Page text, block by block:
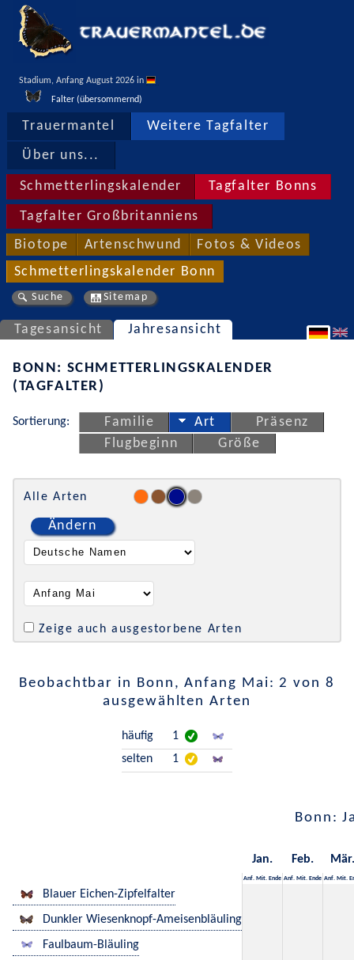
Stadium, Anfang August 2026 in
Falter (übersommernd)
Trauermantel Weitere Tagfalter
Über uns...
Schmetterlingskalender Tagfalter Bonns
Tagfalter Großbritanniens
Biotope Artenschwund Fotos & Videos
Schmetterlingskalender Bonn
Suche Sitemap
Tagesansicht Jahresansicht
BONN: SCHMETTERLINGSKALENDER
(TAGFALTER)
Sortierung: Familie Art
Präsenz
Flugbeginn
Größe
Alle Arten
Ändern
Zeige auch ausgestorbene Arten
Beobachtbar in Bonn, Anfang Mai: 2 von 8
ausgewählten Arten
häufig
1
selten
1
Bonn:
Jan. Feb. Mär.
Anf. Mit. Ende Anf. Mit. Ende Anf. Mit.
Blauer Eichen-Zipfelfalter
Dunkler Wiesenknopf-Ameisenbläuling
Faulbaum-Bläuling